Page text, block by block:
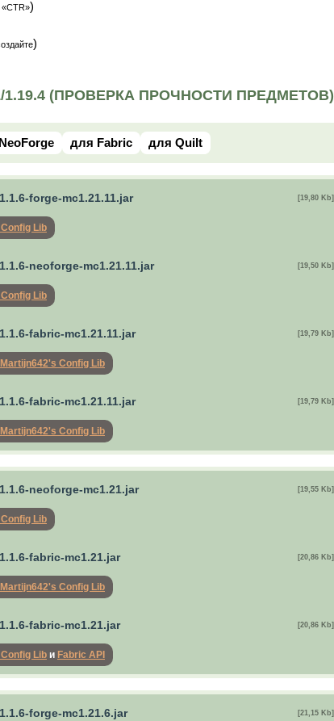
)
)
1.19.4 (ПРОВЕРКА ПРОЧНОСТИ ПРЕДМЕТОВ)
для Fabric для Quilt
forge-mc1.21.11.jar [19,80 Kb]
Lib
neoforge-mc1.21.11.jar [19,50 Kb]
Lib
fabric-mc1.21.11.jar [19,79 Kb]
Config Lib
fabric-mc1.21.11.jar [19,79 Kb]
Config Lib
neoforge-mc1.21.jar [19,55 Kb]
Lib
fabric-mc1.21.jar [20,86 Kb]
Config Lib
fabric-mc1.21.jar [20,86 Kb]
Lib и Fabric API
forge-mc1.21.6.jar [21,15 Kb]